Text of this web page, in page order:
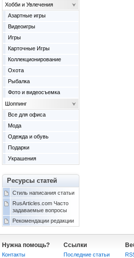
Хобби и Увлечения
Азартные игры
Видеоигры
Игры
Карточные Игры
Коллекционирование
Охота
Рыбалка
Фото и видеосъемка
Шоппинг
Все для офиса
Мода
Одежда и обувь
Подарки
Украшения
Ресурсы статей
Стиль написания статьи
RusArticles.com Часто
задаваемые вопросы
Рекомендации редакции
Нужна помощь?
Контакты
Ссылки
Последние статьи